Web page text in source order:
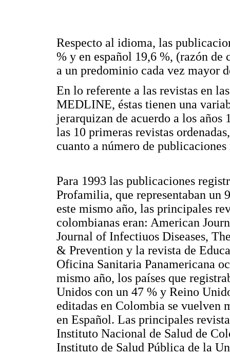
Respecto al idioma, las
% y en español 19,6 %, (razón de
a un predominio cada vez mayor
En lo referente a las revistas en
MEDLINE, éstas tienen una
jerarquizan de acuerdo a los
las 10 primeras revistas
cuanto a número de publicaciones
Para 1993 las publicaciones
Profamilia, que representaban un
este mismo año, las principales
colombianas eran: American
Journal of Infectiuos Diseases,
& Prevention y la revista de
Oficina Sanitaria Panamericana
mismo año, los países que
Unidos con un 47 % y Reino
editadas en Colombia se vuelven
en Español. Las principales
Instituto Nacional de Salud de
Instituto de Salud Pública de la